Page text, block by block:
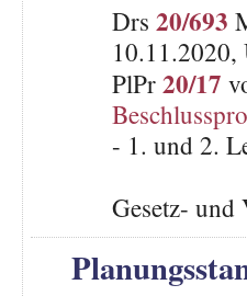
Drs 20/693
10.11.2020,
PlPr20/17
- 1. und 2.
Gesetz-